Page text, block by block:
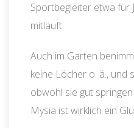
Sportbegleiter etwa für
mitläuft.
Auch im Garten
keine Löcher o. ä., und
obwohl sie gut
Mysia ist wirklich ein